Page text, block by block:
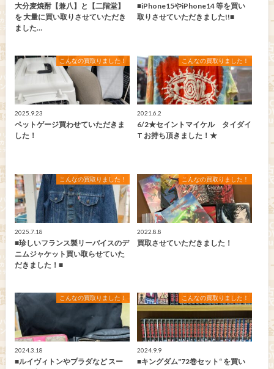
大分麦焼酎【兼八】と【二階堂】
を 大量に買い取りさせていただき
ました…
■iPhone15やiPhone14 等を買い
取りさせていただきました!!■
こんなの買取りました！
2025.9.23
ペットゲージ買わせていただきま
した！
こんなの買取りました！
2021.6.2
6/2★セイントマイケル タイダイ
T お持ち頂きました！★
こんなの買取りました！
2025.7.18
■珍しいフランス製リーバイスのデ
ニムジャケット買い取らせていた
だきました！■
こんなの買取りました！
2022.8.8
買取させていただきました！
こんなの買取りました！
2024.3.18
■ルイヴィトンやプラダなど スー
こんなの買取りました！
2024.9.9
■キングダム"72巻セット“ を買い